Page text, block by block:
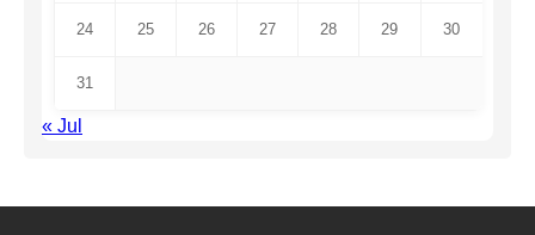
24 25 26 27 28 29 30
31
« Jul